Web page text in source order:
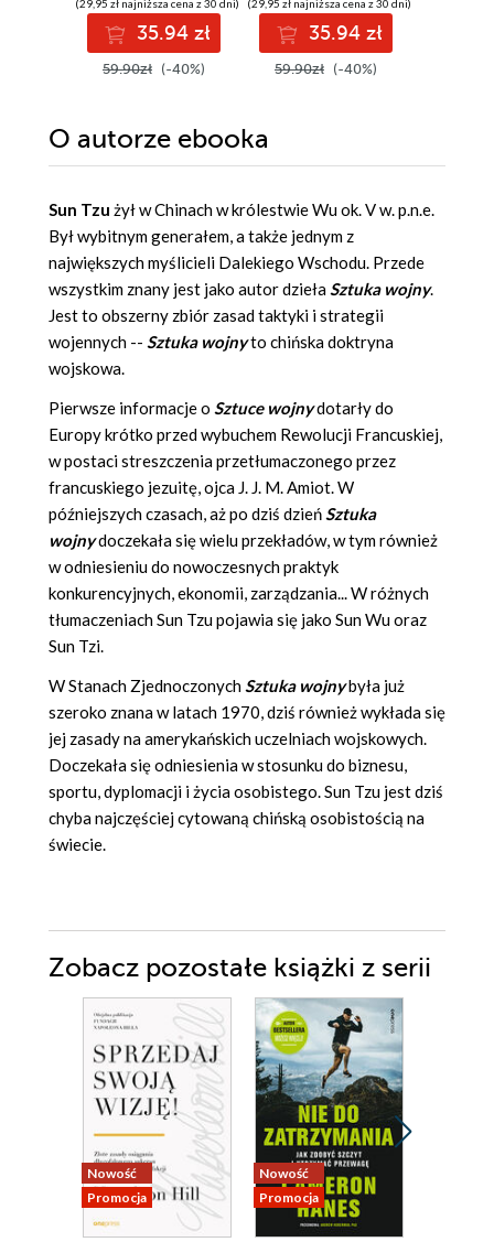
(29,95 zł najniższa cena z 30 dni)
35.94 zł
59.90zł (-40%)
(29,95 zł najniższa cena z 30 dni)
35.94 zł
59.90zł (-40%)
O autorze ebooka
Sun Tzu żył w Chinach w królestwie Wu ok. V w. p.n.e.
Był wybitnym generałem, a także jednym z
największych myślicieli Dalekiego Wschodu. Przede
wszystkim znany jest jako autor dziełaSztuka wojny.
Jest to obszerny zbiór zasad taktyki i strategii
wojennych -- Sztuka wojnyto chińska doktryna
wojskowa.
Pierwsze informacje o Sztuce wojnydotarły do
Europy krótko przed wybuchem Rewolucji Francuskiej,
w postaci streszczenia przetłumaczonego przez
francuskiego jezuitę, ojca J. J. M. Amiot. W
późniejszych czasach, aż po dziś dzieńSztuka
wojnydoczekała się wielu przekładów, w tym również
w odniesieniu do nowoczesnych praktyk
konkurencyjnych, ekonomii, zarządzania... W różnych
tłumaczeniach Sun Tzu pojawia się jako Sun Wu oraz
Sun Tzi.
W Stanach ZjednoczonychSztuka wojnybyła już
szeroko znana w latach 1970, dziś również wykłada się
jej zasady na amerykańskich uczelniach wojskowych.
Doczekała się odniesienia w stosunku do biznesu,
sportu, dyplomacji i życia osobistego. Sun Tzu jest dziś
chyba najczęściej cytowaną chińską osobistością na
świecie.
Zobacz pozostałe książki z serii
Nowość
Promocja
Nowość
Promocja